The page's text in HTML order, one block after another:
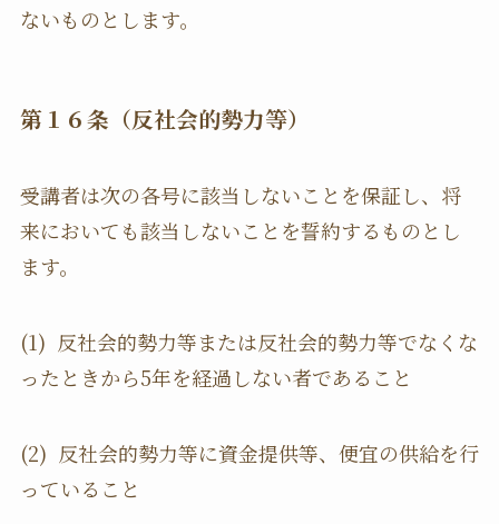
ないものとします。
第１６条（反社会的勢力等）
受講者は次の各号に該当しないことを保証し、将
来においても該当しないことを誓約するものとし
ます。
(1) 反社会的勢力等または反社会的勢力等でなくな
ったときから5年を経過しない者であること
(2) 反社会的勢力等に資金提供等、便宜の供給を行
っていること